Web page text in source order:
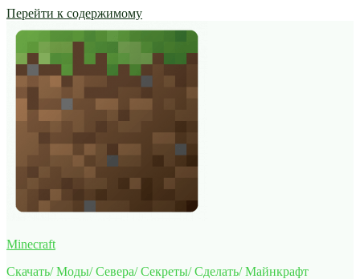
Перейти к содержимому
Minecraft
Скачать/ Моды/ Севера/ Секреты/ Сделать/ Майнкрафт